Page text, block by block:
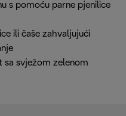
s pomoću parne pjenilice
ili čaše zahvaljujući
sa svježom zelenom